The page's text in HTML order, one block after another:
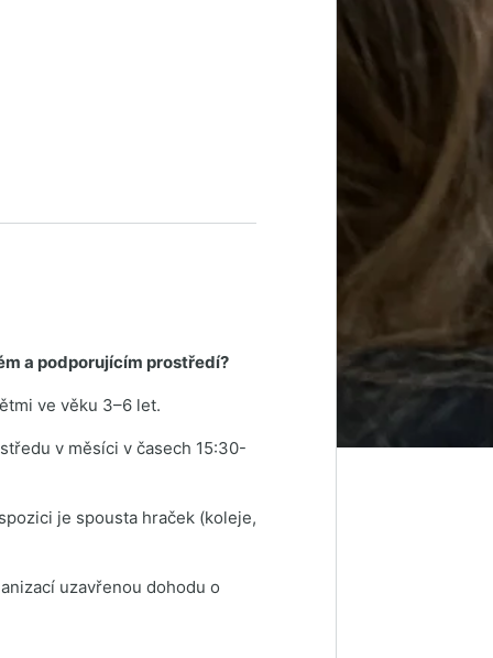
a podporujícím prostředí?
ve věku 3–6 let.
v měsíci v časech 15:30-
je spousta hraček (koleje,
uzavřenou dohodu o